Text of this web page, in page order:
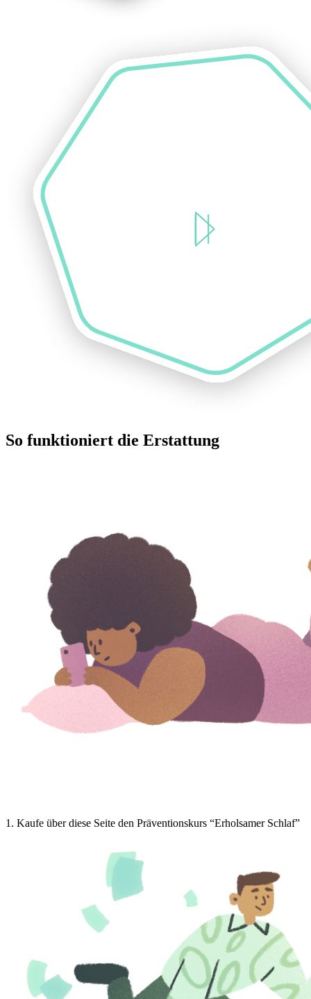
So funktioniert die Erstattung
1. Kaufe über diese Seite den Präventionskurs “Erholsamer Schlaf”